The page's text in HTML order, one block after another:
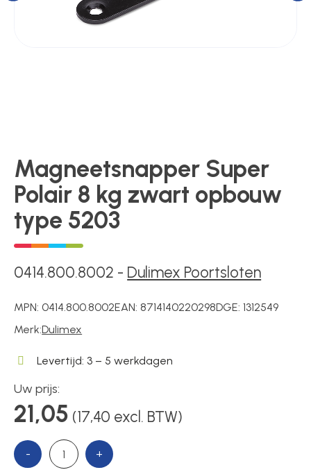
Toegangscontrole
Toegangsverlening
Contact
Magneetsnapper Super
Polair 8 kg zwart opbouw
type 5203
0414.800.8002 - Dulimex Poortsloten
MPN:0414.800.8002EAN:8714140220298DGE:1312549
Merk:Dulimex
Levertijd: 3 – 5 werkdagen
Uw prijs:
21,05 (17,40 excl. BTW)
- +